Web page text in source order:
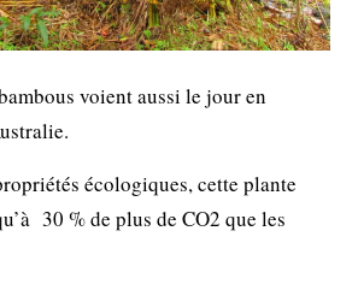
voient aussi le jour en
écologiques, cette plante
30 % de plus de CO2 que les